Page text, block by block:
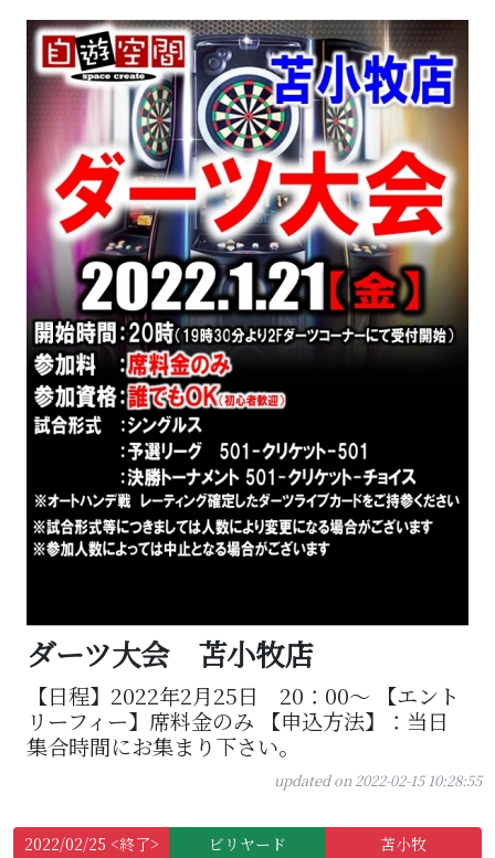
ダーツ大会 苫小牧店
【日程】2022年2月25日 20：00～ 【エント
リーフィー】席料金のみ 【申込方法】：当日
集合時間にお集まり下さい。
updated on 2022-02-15 10:28:55
2022/02/25 <終了> ビリヤード 苫小牧